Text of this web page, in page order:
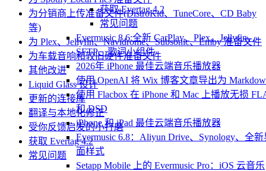
获取 Evertag 4.2
常见问题
Evermusic 8.6:全新 CarPlay、Plex、Jellyfin、
SFTP、歌词小组件
2026年 iPhone 最佳云端音乐播放器
使用 OpenAI 将 Wix 博客文章导出为
使用 Flacbox 在 iPhone 和 Mac 上播放无损
和 DSD
iPhone 和 iPad 最佳云端音乐播放器
Evermusic 6.8：Aliyun Drive、Synology、全新
面样式
Setapp Mobile 上的 Evermusic Pro：iOS 云音乐
为分销商上传准备文件(DistroKid、TuneCore、CD Baby
等)
为 Plex、Jellyfin、Navidrome、Subsonic、Emby 准备文件
为车载音响和较旧硬件准备文件
其他改进
Liquid Glass 设计
更新的连接库
翻译与本地化修正
受你反馈启发的小打磨
获取 Evertag 4.2
常见问题